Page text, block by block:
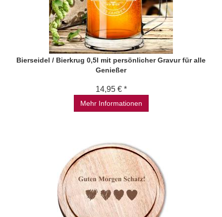
Bierseidel / Bierkrug 0,5l mit persönlicher Gravur für alle
Genießer
14,95 € *
Mehr Informationen